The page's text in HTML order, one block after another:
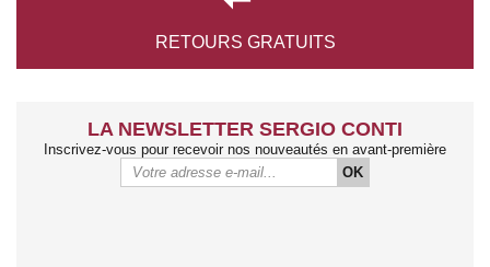
RETOURS GRATUITS
LA NEWSLETTER SERGIO CONTI
Inscrivez-vous pour recevoir nos nouveautés en avant-première
OK